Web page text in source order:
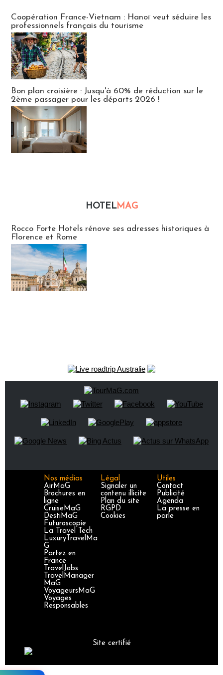
Coopération France-Vietnam : Hanoï veut séduire les
professionnels français du tourisme
Bon plan croisière : Jusqu'à 60% de réduction sur le
2ème passager pour les départs 2026 !
HOTELMAG
Rocco Forte Hotels rénove ses adresses historiques à
Florence et Rome
Nos médias
AirMaG
Brochures en
ligne
CruiseMaG
DestiMaG
Futuroscopie
La Travel Tech
LuxuryTravelMa
G
Partez en
France
TravelJobs
TravelManager
MaG
VoyageursMaG
Voyages
Responsables
Légal
Signaler un
contenu illicite
Plan du site
RGPD
Cookies
Utiles
Contact
Publicité
Agenda
La presse en
parle
Site certifié